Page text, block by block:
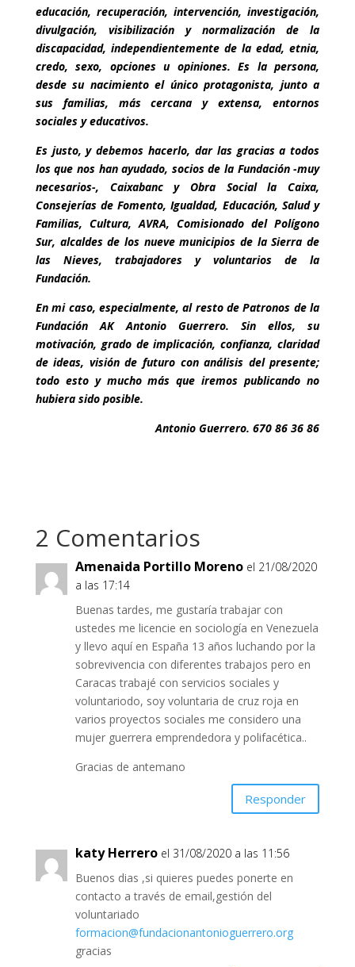
educación, recuperación, intervención, investigación,
divulgación, visibilización y normalización de la
discapacidad, independientemente de la edad, etnia,
credo, sexo, opciones u opiniones. Es la persona,
desde su nacimiento el único protagonista, junto a
sus familias, más cercana y extensa, entornos
sociales y educativos.
Es justo, y debemos hacerlo, dar las gracias a todos
los que nos han ayudado, socios de la Fundación -muy
necesarios-, Caixabanc y Obra Social la Caixa,
Consejerías de Fomento, Igualdad, Educación, Salud y
Familias, Cultura, AVRA, Comisionado del Polígono
Sur, alcaldes de los nueve municipios de la Sierra de
las Nieves, trabajadores y voluntarios de la
Fundación.
En mi caso, especialmente, al resto de Patronos de la
Fundación AK Antonio Guerrero. Sin ellos, su
motivación, grado de implicación, confianza, claridad
de ideas, visión de futuro con análisis del presente;
todo esto y mucho más que iremos publicando no
hubiera sido posible.
Antonio Guerrero. 670 86 36 86
2 Comentarios
Amenaida Portillo Moreno el 21/08/2020
a las 17:14
Buenas tardes, me gustaría trabajar con
ustedes me licencie en sociología en Venezuela
y llevo aquí en España 13 años luchando por la
sobrevivencia con diferentes trabajos pero en
Caracas trabajé con servicios sociales y
voluntariodo, soy voluntaria de cruz roja en
varios proyectos sociales me considero una
mujer guerrera emprendedora y polifacética..
Gracias de antemano
Responder
katy Herrero el 31/08/2020 a las 11:56
Buenos dias ,si quieres puedes ponerte en
contacto a través de email,gestión del
voluntariado
formacion@fundacionantonioguerrero.org
gracias